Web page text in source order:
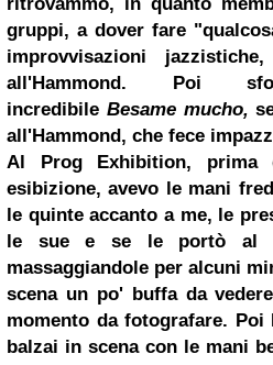
ritrovammo, in quanto
gruppi, a dover fare
improvvisazioni
all'Hammond. Poi
incredibile Besame mucho,
all'Hammond, che fece
Al Prog Exhibition,
esibizione, avevo le mani
le quinte accanto a me, le
le sue e se le portò al
massaggiandole per alcuni
scena un po' buffa da
momento da fotografare.
balzai in scena con le mani